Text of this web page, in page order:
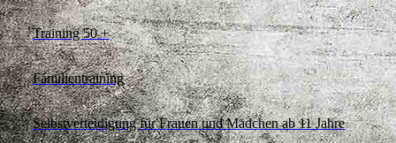
Training 50 +
Familientraining
Selbstverteidigung für Frauen und Mädchen ab 11 Jahre